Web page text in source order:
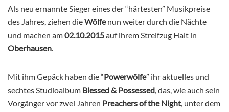
Als neu ernannte Sieger eines der “härtesten” Musikpreise
des Jahres, ziehen dieWölfenun weiter durch die Nächte
und machen am02.10.2015auf ihrem Streifzug Halt in
Oberhausen.
Mit ihm Gepäck haben die “Powerwölfe” ihr aktuelles und
sechtes Studioalbum Blessed & Possessed, das, wie auch sein
Vorgänger vor zwei Jahren Preachers of the Night, unter dem